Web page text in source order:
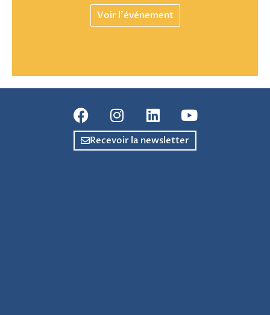
Voir l'événement
Recevoir la newsletter